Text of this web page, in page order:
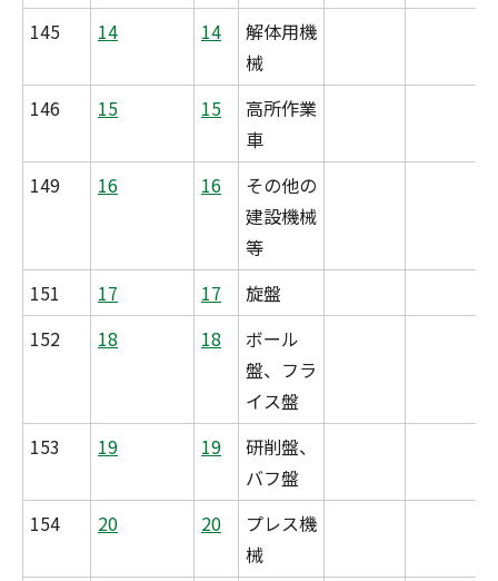
145 14 14
解体用機
械
146 15 15
高所作業
車
149 16 16
その他の
建設機械
等
151 17 17 旋盤
152
18 18
ボール
盤、フラ
イス盤
153 19 19
研削盤、
バフ盤
154 20 20
プレス機
械